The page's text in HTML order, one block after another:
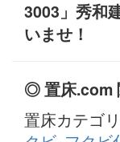
3003」秀和
いませ！
◎ 置床.com
置床カテゴリ